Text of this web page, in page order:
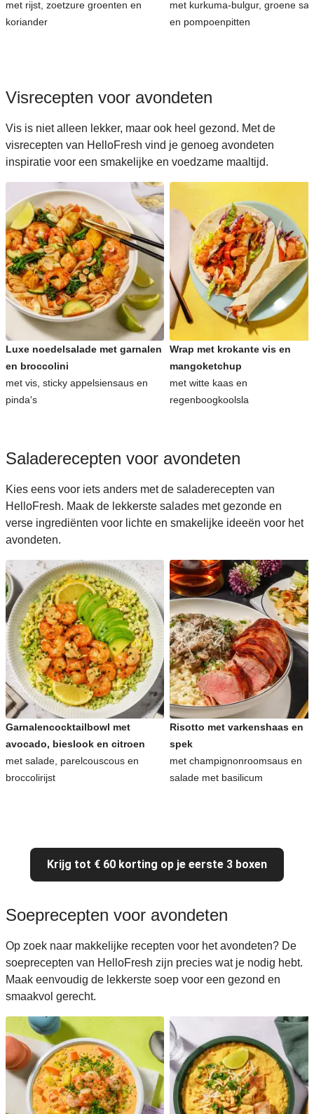
met rijst, zoetzure groenten en
koriander
met kurkuma-bulgur, groene
en pompoenpitten
Visrecepten voor avondeten
Vis is niet alleen lekker, maar ook heel gezond. Met de
visrecepten van HelloFresh vind je genoeg avondeten
inspiratie voor een smakelijke en voedzame maaltijd.
Luxe noedelsalade met garnalen
en broccolini
met vis, sticky appelsiensaus en
pinda's
Wrap met krokante vis en
mangoketchup
met witte kaas en
regenboogkoolsla
Saladerecepten voor avondeten
Kies eens voor iets anders met de saladerecepten van
HelloFresh. Maak de lekkerste salades met gezonde en
verse ingrediënten voor lichte en smakelijke ideeën voor het
avondeten.
Garnalencocktailbowl met
avocado, bieslook en citroen
met salade, parelcouscous en
broccolirijst
Risotto met varkenshaas en
spek
met champignonroomsaus en
salade met basilicum
Krijg tot € 60 korting op je eerste 3 boxen
Soeprecepten voor avondeten
Op zoek naar makkelijke recepten voor het avondeten? De
soeprecepten van HelloFresh zijn precies wat je nodig hebt.
Maak eenvoudig de lekkerste soep voor een gezond en
smaakvol gerecht.